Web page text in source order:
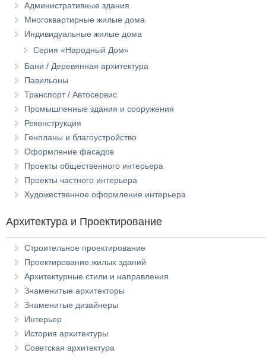
Административные здания
Многоквартирные жилые дома
Индивидуальные жилые дома
Серия «Народный Дом»
Бани / Деревянная архитектура
Павильоны
Транспорт / Автосервис
Промышленные здания и сооружения
Реконструкция
Генпланы и благоустройство
Оформление фасадов
Проекты общественного интерьера
Проекты частного интерьера
Художественное оформление интерьера
Архитектура и Проектирование
Строительное проектирование
Проектирование жилых зданий
Архитектурные стили и направления
Знаменитые архитекторы
Знаменитые дизайнеры
Интерьер
История архитектуры
Советская архитектура